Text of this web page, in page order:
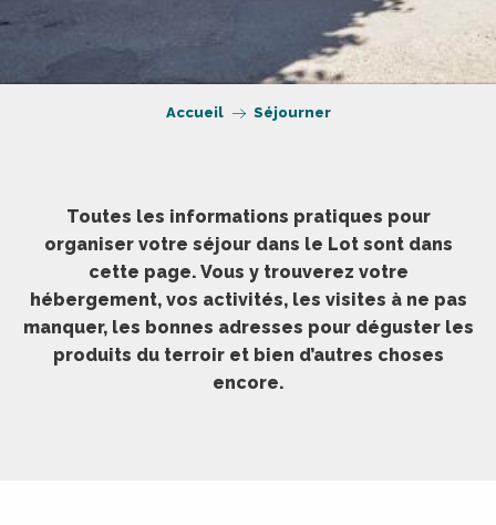
Accueil Séjourner
Toutes les informations pratiques pour
organiser votre séjour dans le Lot sont dans
cette page. Vous y trouverez votre
hébergement, vos activités, les visites à ne pas
manquer, les bonnes adresses pour déguster les
produits du terroir et bien d’autres choses
encore.